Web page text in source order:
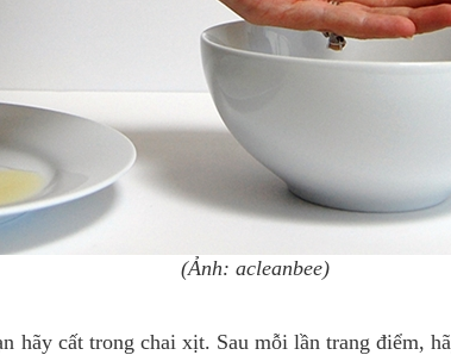
(Ảnh: acleanbee)
hãy cất trong chai xịt. Sau mỗi lần trang điểm,